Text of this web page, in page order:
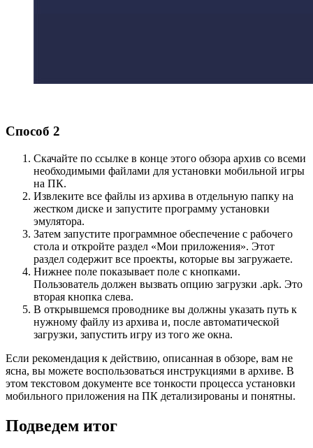
Способ 2
Скачайте по ссылке в конце этого обзора архив со всеми
необходимыми файлами для установки мобильной игры
на ПК.
Извлеките все файлы из архива в отдельную папку на
жестком диске и запустите программу установки
эмулятора.
Затем запустите программное обеспечение с рабочего
стола и откройте раздел «Мои приложения». Этот
раздел содержит все проекты, которые вы загружаете.
Нижнее поле показывает поле с кнопками.
Пользователь должен вызвать опцию загрузки .apk. Это
вторая кнопка слева.
В открывшемся проводнике вы должны указать путь к
нужному файлу из архива и, после автоматической
загрузки, запустить игру из того же окна.
Если рекомендация к действию, описанная в обзоре, вам не
ясна, вы можете воспользоваться инструкциями в архиве. В
этом текстовом документе все тонкости процесса установки
мобильного приложения на ПК детализированы и понятны.
Подведем итог